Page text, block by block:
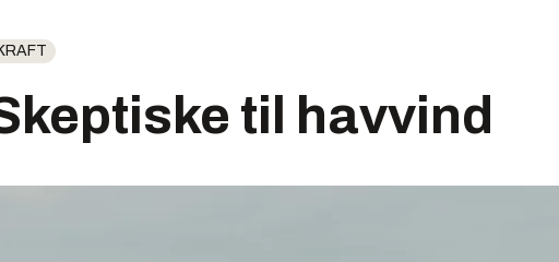
til havvind